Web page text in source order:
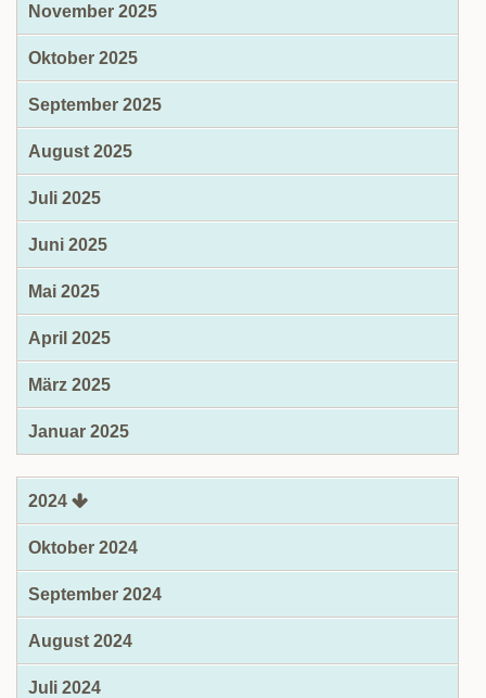
November 2025
Oktober 2025
September 2025
August 2025
Juli 2025
Juni 2025
Mai 2025
April 2025
März 2025
Januar 2025
2024
Oktober 2024
September 2024
August 2024
Juli 2024